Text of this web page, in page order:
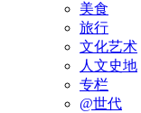
美食
旅行
文化艺术
人文史地
专栏
@世代